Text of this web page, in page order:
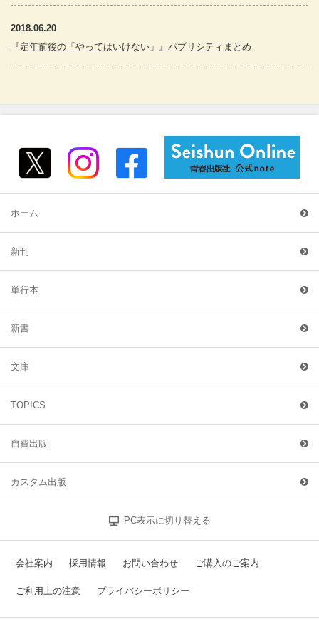
2018.06.20
『定年前後の「やってはいけない」』パブリシティまとめ
ホーム
新刊
単行本
新書
文庫
TOPICS
自費出版
カスタム出版
PC表示に切り替える
会社案内 採用情報 お問い合わせ ご購入のご案内
ご利用上の注意 プライバシーポリシー